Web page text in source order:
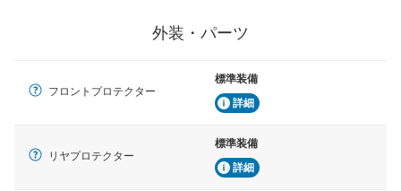
外装・パーツ
フロントプロテクター
標準装備
詳細
リヤプロテクター
標準装備
詳細